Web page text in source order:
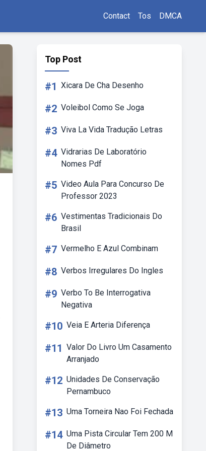
Contact Tos DMCA
Top Post
#1 Xicara De Cha Desenho
#2 Voleibol Como Se Joga
#3 Viva La Vida Tradução Letras
#4 Vidrarias De Laboratório
Nomes Pdf
#5 Video Aula Para Concurso De
Professor 2023
#6 Vestimentas Tradicionais Do
Brasil
#7 Vermelho E Azul Combinam
#8 Verbos Irregulares Do Ingles
#9 Verbo To Be Interrogativa
Negativa
#10 Veia E Arteria Diferença
#11 Valor Do Livro Um Casamento
Arranjado
#12 Unidades De Conservação
Pernambuco
#13 Uma Torneira Nao Foi Fechada
#14 Uma Pista Circular Tem 200 M
De Diâmetro